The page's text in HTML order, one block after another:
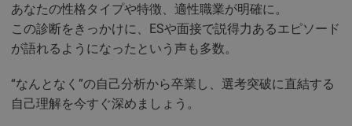
あなたの性格タイプや特徴、適性職業が明確に。
この診断をきっかけに、ESや面接で説得力あるエピソード
が語れるようになったという声も多数。
“なんとなく”の自己分析から卒業し、選考突破に直結する
自己理解を今すぐ深めましょう。